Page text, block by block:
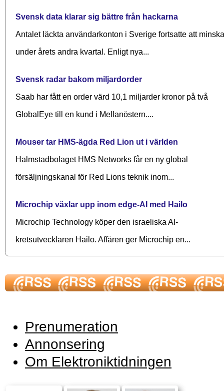
Svensk data klarar sig bättre från hackarna
Antalet läckta användarkonton i Sverige fortsatte att minska
under årets andra kvartal. Enligt nya...
Svensk radar bakom miljardorder
Saab har fått en order värd 10,1 miljarder kronor på två
GlobalEye till en kund i Mellanöstern....
Mouser tar HMS-ägda Red Lion ut i världen
Halmstadbolaget HMS Networks får en ny global
försäljningskanal för Red Lions teknik inom...
Microchip växlar upp inom edge-AI med Hailo
Microchip Technology köper den israeliska AI-
kretsutvecklaren Hailo. Affären ger Microchip en...
Prenumeration
Annonsering
Om Elektroniktidningen